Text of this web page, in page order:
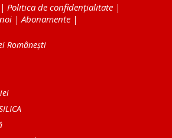
| Politica de confidențialitate |
| Abonamente |
Românești